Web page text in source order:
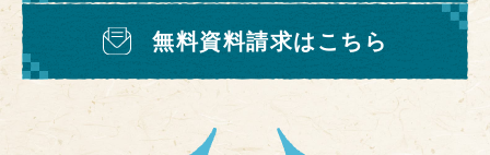
無料資料請求はこちら